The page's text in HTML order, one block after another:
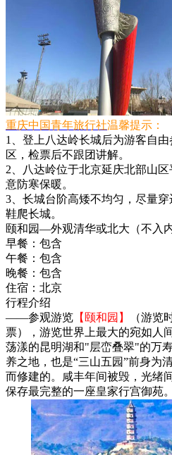
重庆中国青年旅行社温馨提示：
1、登上八达岭长城后为游客自
区，检票后不跟团讲解。
2、八达岭位于北京延庆北部山
意防寒保暖。
3、长城台阶高矮不均匀，尽量
鞋爬长城。
颐和园—外观清华或北大（不入
早餐： 包含
午餐： 包含
晚餐： 包含
住宿： 北京
行程介绍
——参观游览 【颐和园】
（游览
票），游览世界上最大的宛如人
荡漾的昆明湖和"层峦叠翠"的万
养之地，也是“三山五园”前身为
而修建的。咸丰年间被毁，光绪
保存最完整的一座皇家行宫御苑。